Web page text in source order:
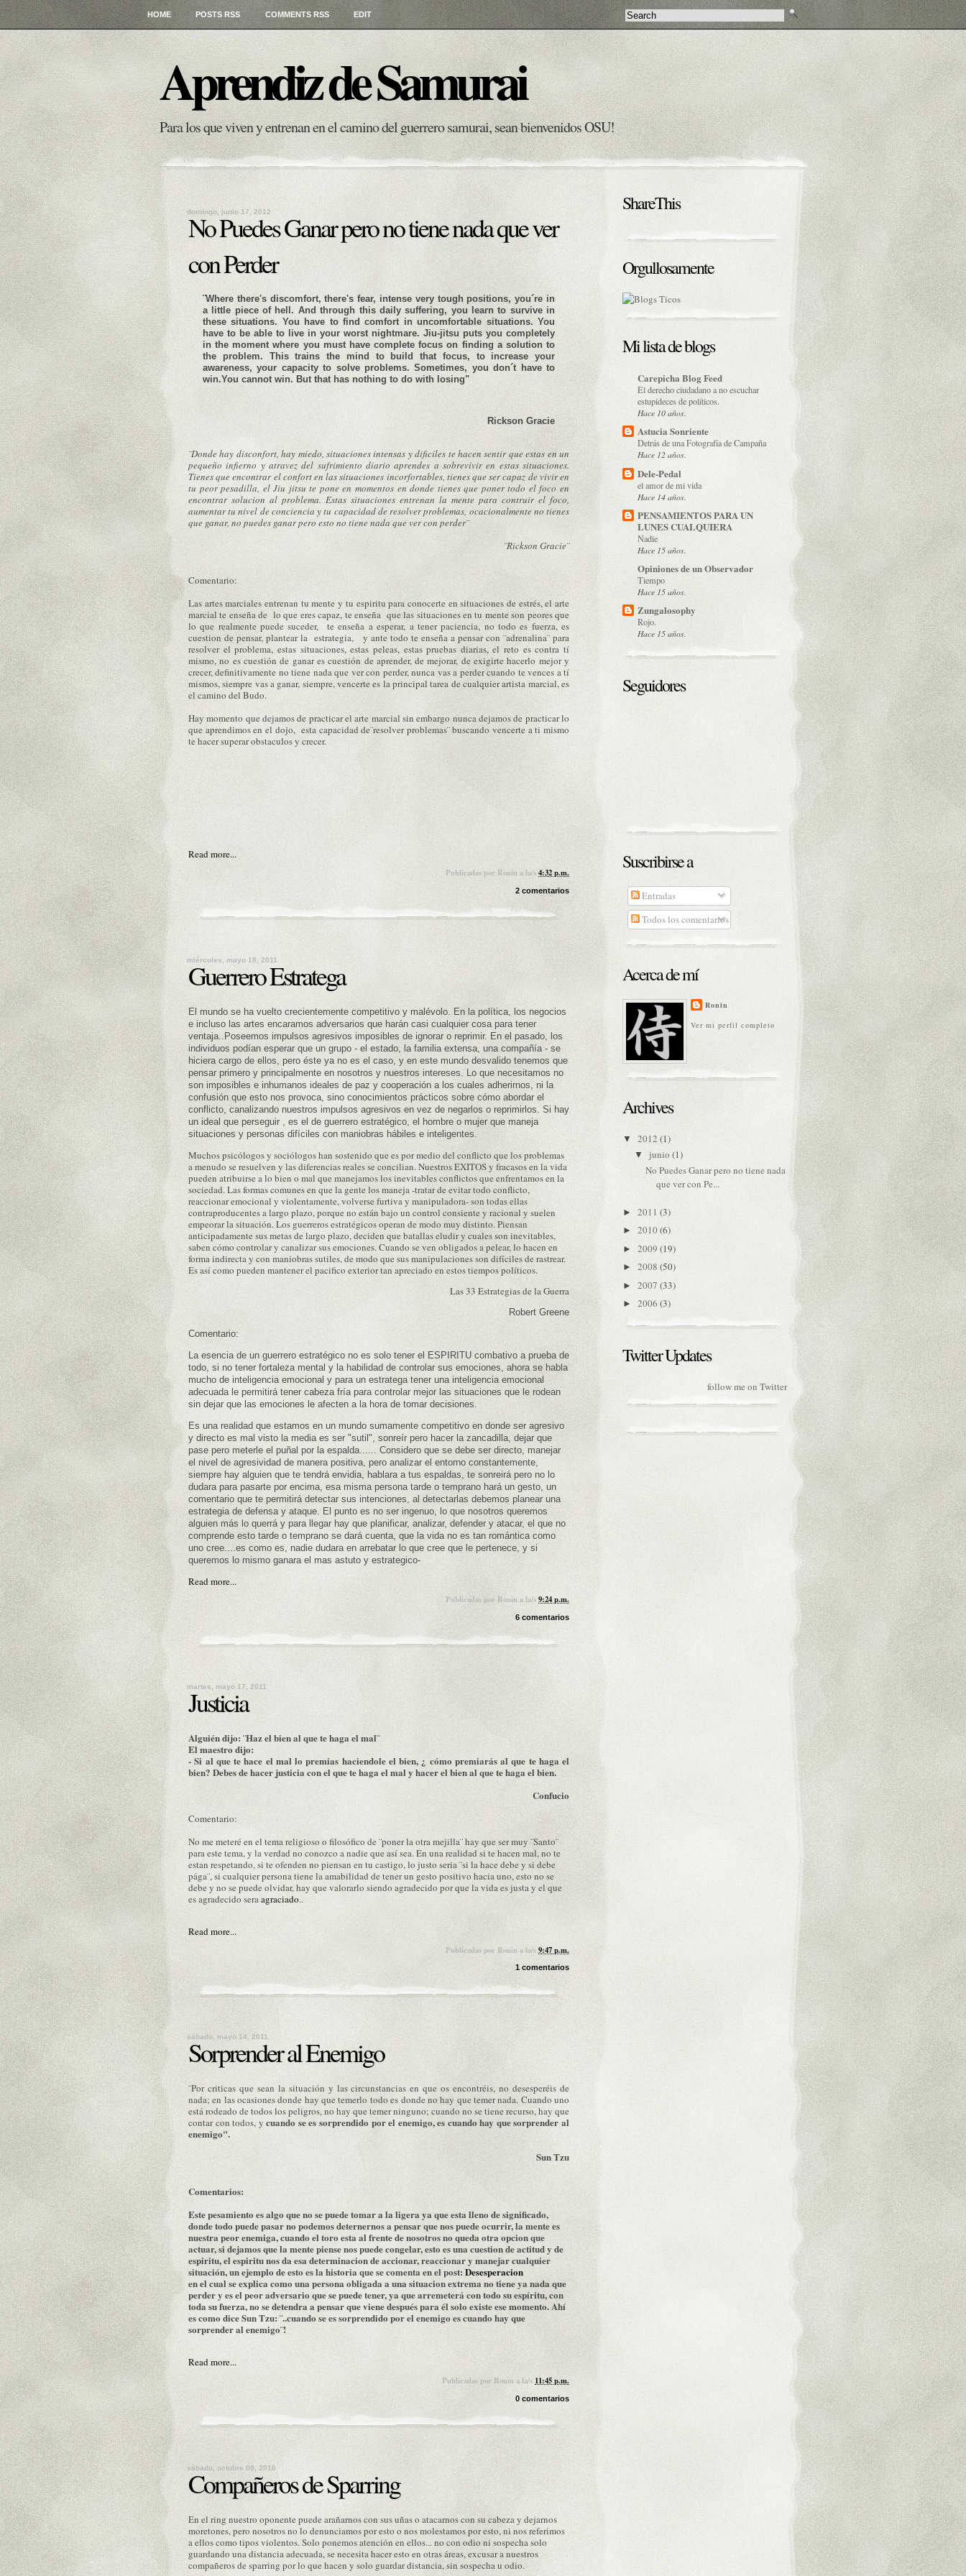
HOME POSTS RSS COMMENTS RSS EDIT
Aprendiz de Samurai
Para los que viven y entrenan en el camino del guerrero samurai, sean bienvenidos OSU!
domingo, junio 17, 2012
No Puedes Ganar pero no tiene nada que ver
con Perder
¨Where there's discomfort, there's fear, intense very tough positions, you´re in
a little piece of hell. And through this daily suffering, you learn to survive in
these situations. You have to find comfort in uncomfortable situations. You
have to be able to live in your worst nightmare. Jiu-jitsu puts you completely
in the moment where you must have complete focus on finding a solution to
the problem. This trains the mind to build that focus, to increase your
awareness, your capacity to solve problems. Sometimes, you don´t have to
win.You cannot win. But that has nothing to do with losing"
Rickson Gracie
¨Donde hay disconfort, hay miedo, situaciones intensas y dificiles te hacen sentir que estas en un
pequeño infierno y atravez del sufrimiento diario aprendes a sobrevivir en estas situaciones.
Tienes que encontrar el confort en las situaciones incorfortables, tienes que ser capaz de vivir en
tu peor pesadilla, el Jiu jitsu te pone en momentos en donde tienes que poner todo el foco en
encontrar solucion al problema. Estas situaciones entrenan la mente para contruir el foco,
aumentar tu nivel de conciencia y tu capacidad de resolver problemas, ocacionalmente no tienes
que ganar, no puedes ganar pero esto no tiene nada que ver con perder¨
¨Rickson Gracie¨
Comentario:
Las artes marciales entrenan tu mente y tu espiritu para conocerte en situaciones de estrés, el arte
marcial te enseña de lo que eres capaz, te enseña que las situaciones en tu mente son peores que
lo que realmente puede suceder, te enseña a esperar, a tener paciencia, no todo es fuerza, es
cuestion de pensar, plantear la estrategia, y ante todo te enseña a pensar con ¨adrenalina¨ para
resolver el problema, estas situaciones, estas peleas, estas pruebas diarias, el reto es contra tí
mismo, no es cuestión de ganar es cuestión de aprender, de mejorar, de exigirte hacerlo mejor y
crecer, definitivamente no tiene nada que ver con perder, nunca vas a perder cuando te vences a tí
mismos, siempre vas a ganar, siempre, vencerte es la principal tarea de cualquier artista marcial, es
el camino del Budo.
Hay momento que dejamos de practicar el arte marcial sin embargo nunca dejamos de practicar lo
que aprendimos en el dojo, esta capacidad de¨resolver problemas¨ buscando vencerte a ti mismo
te hacer superar obstaculos y crecer.
Read more...
Publicadas por Ronina la/s4:32 p.m.
2 comentarios
miércoles, mayo 18, 2011
Guerrero Estratega
El mundo se ha vuelto crecientemente competitivo y malévolo. En la política, los negocios
e incluso las artes encaramos adversarios que harán casi cualquier cosa para tener
ventaja..Poseemos impulsos agresivos imposibles de ignorar o reprimir. En el pasado, los
individuos podían esperar que un grupo - el estado, la familia extensa, una compañía - se
hiciera cargo de ellos, pero éste ya no es el caso, y en este mundo desvalido tenemos que
pensar primero y principalmente en nosotros y nuestros intereses. Lo que necesitamos no
son imposibles e inhumanos ideales de paz y cooperación a los cuales adherirnos, ni la
confusión que esto nos provoca, sino conocimientos prácticos sobre cómo abordar el
conflicto, canalizando nuestros impulsos agresivos en vez de negarlos o reprimirlos. Si hay
un ideal que perseguir , es el de guerrero estratégico, el hombre o mujer que maneja
situaciones y personas difíciles con maniobras hábiles e inteligentes.
Muchos psicólogos y sociólogos han sostenido que es por medio del conflicto quelos problemas
a menudo se resuelven y las diferencias reales se concilian. Nuestros EXITOS y fracasos en la vida
pueden atribuirse a lo bien o mal que manejamos los inevitablesconflictos que enfrentamos en la
sociedad. Las formas comunes en que la gente los maneja -tratar de evitar todo conflicto,
reaccionar emocional y violentamente, volverse furtiva y manipuladora- son todas ellas
contraproducentes a largo plazo, porque no están bajo un control consiente y racional y suelen
empeorar la situación. Los guerreros estratégicosoperan de modo muy distinto. Piensan
anticipadamente sus metas de largo plazo, deciden que batallas eludir y cuales son inevitables,
saben cómo controlar y canalizar sus emociones. Cuando se ven obligados a pelear, lo hacen en
forma indirecta y con maniobras sutiles, de modo que sus manipulaciones son difíciles de rastrear.
Es así como pueden mantener el pacifico exterior tan apreciado en estos tiempos políticos.
Las 33 Estrategias de la Guerra
Robert Greene
Comentario:
La esencia de un guerrero estratégico no es solo tener el ESPIRITU combativo a prueba de
todo, si no tener fortaleza mental y la habilidad de controlar sus emociones, ahora se habla
mucho de inteligencia emocional y para un estratega tener una inteligencia emocional
adecuada le permitirá tener cabeza fría para controlar mejor las situaciones que le rodean
sin dejar que las emociones le afecten a la hora de tomar decisiones.
Es una realidad que estamos en un mundo sumamente competitivo en donde ser agresivo
y directo es mal visto la media es ser "sutil", sonreír pero hacer la zancadilla, dejar que
pase pero meterle el puñal por la espalda...... Considero que se debe ser directo, manejar
el nivel de agresividad de manera positiva, pero analizar el entorno constantemente,
siempre hay alguien que te tendrá envidia, hablara a tus espaldas, te sonreirá pero no lo
dudara para pasarte por encima, esa misma persona tarde o temprano hará un gesto, un
comentario que te permitirá detectar sus intenciones, al detectarlas debemos planear una
estrategia de defensa y ataque. El punto es no ser ingenuo, lo que nosotros queremos
alguien más lo querrá y para llegar hay que planificar, analizar, defender y atacar, el que no
comprende esto tarde o temprano se dará cuenta, que la vida no es tan romántica como
uno cree....es como es, nadie dudara en arrebatar lo que cree que le pertenece, y si
queremos lo mismo ganara el mas astuto y estrategico-
Read more...
Publicadas por Ronin a la/s9:24 p.m.
6 comentarios
martes, mayo 17, 2011
Justicia
Alguién dijo: ¨Haz el bien al que te haga el mal¨
El maestro dijo:
- Si al que te hace el mal lo premias haciendole el bien, ¿ cómo premiarás al que te haga el
bien? Debes de hacer justicia con el que te haga el mal y hacer el bien al que te haga el bien.
Confucio
Comentario:
No me meteré en el tema religioso o filosófico de ¨poner la otra mejilla¨ hay que ser muy ¨Santo¨
para este tema, y la verdad no conozco a nadie que así sea. En una realidad si te hacen mal, no te
estan respetando, si te ofenden no piensan en tu castigo, lo justo seria ¨si la hace debe y si debe
pága¨, si cualquier persona tiene la amabilidad de tener un gesto positivo hacia uno, esto no se
debe y no se puede olvidar, hay que valorarlo siendo agradecido por que la vida es justa y el que
es agradecido seraagraciado..
Read more...
Publicadas por Ronin a la/s9:47 p.m.
1 comentarios
sábado, mayo 14, 2011
Sorprender al Enemigo
¨Por criticas que sean la situación y las circunstancias en que os encontréis, no desesperéis de
nada; en las ocasiones donde hay que temerlo todo es donde no hay que temer nada. Cuando uno
está rodeado de todos los peligros, no hay que temer ninguno; cuando no se tiene recurso, hay que
contar con todos, ycuando se es sorprendido por el enemigo, es cuando hay que sorprender al
enemigo".
Sun Tzu
Comentarios:
Este pesamiento es algo que no se puede tomar a la ligera ya que esta lleno de significado,
donde todo puede pasar no podemos deternernos a pensar que nos puede ocurrir, la mente es
nuestra peor enemiga, cuando el toro esta al frente de nosotros no queda otra opcion que
actuar, si dejamos que la mente piense nos puede congelar, esto es una cuestion de actitud y de
espiritu, el espiritu nos da esa determinacion de accionar, reaccionary manejar cualquier
situación, un ejemplo de esto es la historia que se comenta en el post:Desesperacion
en el cual se explica como una persona obligada a una situacion extrema no tiene ya nada que
perder y es el peor adversario que se puede tener, ya que arremeterá con todo su espíritu, con
toda su fuerza, no se detendra a pensar que viene después para él solo existe ese momento. Ahí
es como dice Sun Tzu: ¨..cuando se es sorprendido por el enemigo es cuando hay que
sorprender al enemigo¨!
Read more...
Publicadas por Ronina la/s11:45 p.m.
0 comentarios
sábado, octubre 09, 2010
Compañeros de Sparring
En el ring nuestro oponente puede arañarnos con sus uñas o atacarnos con su cabeza y dejarnos
moretones, pero nosotros no lo denunciamos por esto o nos molestamos por esto, ni nos referimos
a ellos como tipos violentos. Solo ponemos atención en ellos... no con odio ni sospecha solo
guardando una distancia adecuada, se necesita hacer esto en otras áreas, excusar a nuestros
compañeros de sparring por lo que hacen y solo guardar distancia, sin sospecha u odio.
ShareThis
Orgullosamente
Mi lista de blogs
Carepicha Blog Feed
El derecho ciudadano a no escuchar
estupideces de políticos.
Hace 10 años.
Astucia Sonriente
Detrás de una Fotografía de Campaña
Hace 12 años.
Dele-Pedal
el amor de mi vida
Hace 14 años.
PENSAMIENTOS PARA UN
LUNES CUALQUIERA
Nadie
Hace 15 años.
Opiniones de un Observador
Tiempo
Hace 15 años.
Zungalosophy
Rojo.
Hace 15 años.
Seguidores
Suscribirse a
Entradas
Todos los comentarios
Acerca de mí
Ronin
Ver mi perfil completo
Archives
▼ 2012 (1)
▼ junio (1)
No Puedes Ganar pero no tiene nada
que ver con Pe...
► 2011 (3)
► 2010(6)
► 2009 (19)
► 2008 (50)
► 2007 (33)
► 2006 (3)
Twitter Updates
follow me on Twitter